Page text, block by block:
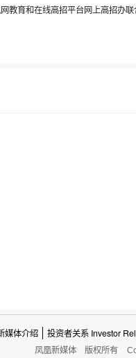
教育和在线高招平台网上高招办
媒体介绍 投资者关系 Investor
凤凰新媒体 版权所有